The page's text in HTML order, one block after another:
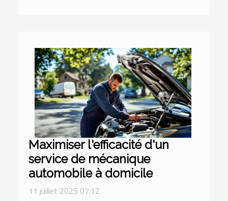
Maximiser l'efficacité d'un
service de mécanique
automobile à domicile
11 juillet 2025 07:12